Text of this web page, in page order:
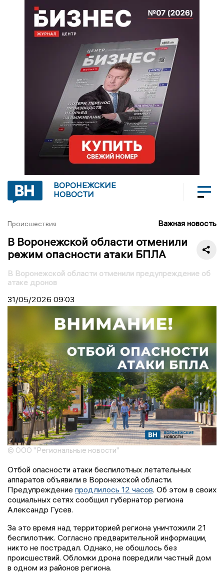
ВОРОНЕЖСКИЕ
НОВОСТИ
Происшествия Важная новость
В Воронежской области отменили
режим опасности атаки БПЛА
В Воронежской области отменили предупреждение об
атаке дронов
31/05/2026 09:03
© ООО "Региональные новости"
Отбой опасности атаки беспилотных летательных
аппаратов объявили в Воронежской области.
Предупреждение продлилось 12 часов. Об этом в своих
социальных сетях сообщил губернатор региона
Александр Гусев.
За это время над территорией региона уничтожили 21
беспилотник. Согласно предварительной информации,
никто не пострадал. Однако, не обошлось без
происшествий. Обломки дрона повредили частный дом
в одном из районов региона.